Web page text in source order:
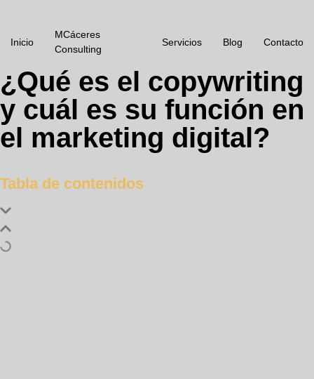
Inicio
MCáceres
Consulting
Servicios Blog Contacto
¿Qué es el copywriting
y cuál es su función en
el marketing digital?
Tabla de contenidos